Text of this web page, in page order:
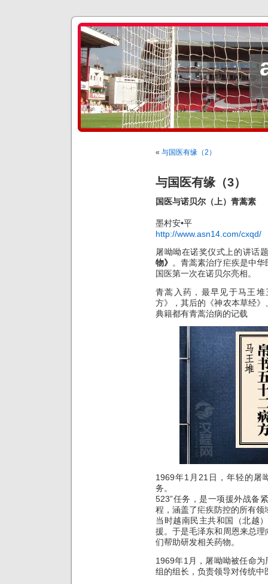
« 与国医有缘（2）
与国医有缘（3）
国医与诺贝尔（上）青蒿素
墨村安•平
http://www.asn14.com/cxqd/
屠呦呦在诺奖仪式上的讲话
物》 。青蒿素治疗疟疾是中
国医第一次在诺贝尔亮相。
青蒿入药，最早见于马王
方》，其后的《神农本草经
典籍都有青蒿治病的记载
1969年1月21日，年轻的屠
务。
523”任务，是一项援外战备
程，涵盖了疟疾防控的所有领
当时越南民主共和国（北越
援。于是毛泽东和周恩来总
们帮助研发相关药物。
1969年1月，屠呦呦被任命
组的组长，负责领导对传统